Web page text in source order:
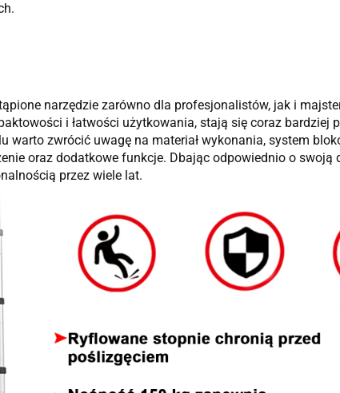
narzędzie zarówno dla profesjonalistów, jak i
i łatwości użytkowania, stają się coraz bardziej
warto zwrócić uwagę na materiał wykonania, system
oraz dodatkowe funkcje. Dbając odpowiednio o swoją
przez wiele lat.